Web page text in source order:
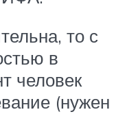
то с
в
человек
(нужен